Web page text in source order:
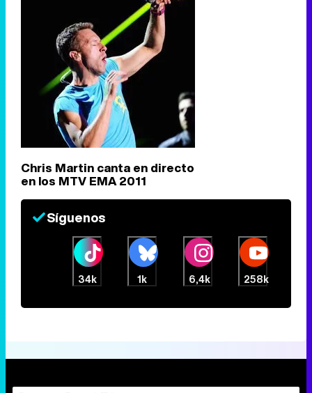
Chris Martin canta en directo
en los MTV EMA 2011
Síguenos
34k 1k 6,4k 258k